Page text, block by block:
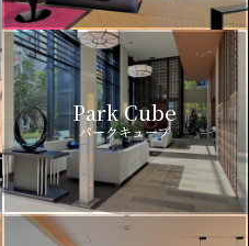
Park Cube
パークキューブ